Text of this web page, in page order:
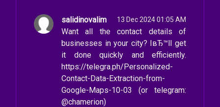
salidinovalim 13 Dec 2024 01:05 AM
Want all the contact details of
businesses in your city? IвЂ™ll get
it done quickly and efficiently.
https://telegra.ph/Personalized-
Contact-Data-Extraction-from-
Google-Maps-10-03 (or telegram:
@chamerion)